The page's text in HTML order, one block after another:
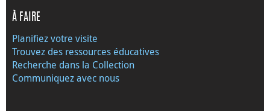
À FAIRE
Planifiez votre visite
Trouvez des ressources éducatives
Recherche dans la Collection
Communiquez avec nous